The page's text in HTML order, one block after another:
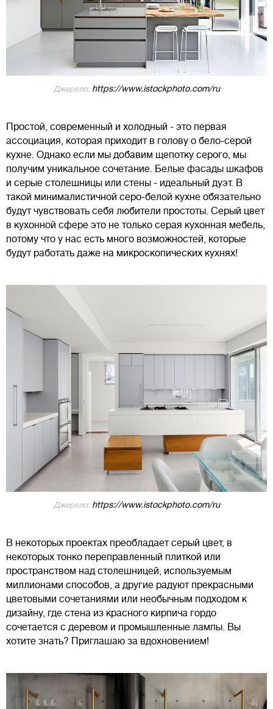
Джерело:https://www.istockphoto.com/ru
Простой, современный и холодный - это первая
ассоциация, которая приходит в голову о бело-серой
кухне. Однако если мы добавим щепотку серого, мы
получим уникальное сочетание. Белые фасады шкафов
и серые столешницы или стены - идеальный дуэт. В
такой минималистичной серо-белой кухне обязательно
будут чувствовать себя любители простоты. Серый цвет
в кухонной сфере это не только серая кухонная мебель,
потому что у нас есть много возможностей, которые
будут работать даже на микроскопических кухнях!
Джерело:https://www.istockphoto.com/ru
В некоторых проектах преобладает серый цвет, в
некоторых тонко переправленный плиткой или
пространством над столешницей, используемым
миллионами способов, а другие радуют прекрасными
цветовыми сочетаниями или необычным подходом к
дизайну, где стена из красного кирпича гордо
сочетается с деревом и промышленные лампы. Вы
хотите знать? Приглашаю за вдохновением!